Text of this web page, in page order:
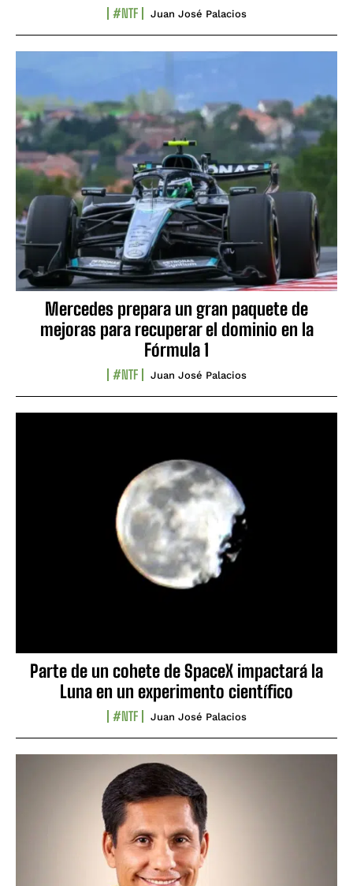
#NTF Juan José Palacios
Mercedes prepara un gran paquete de
mejoras para recuperar el dominio en la
Fórmula 1
#NTF Juan José Palacios
Parte de un cohete de SpaceX impactará la
Luna en un experimento científico
#NTF Juan José Palacios